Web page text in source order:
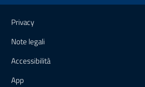
Link e informazioni utili
Privacy
Note legali
Accessibilità
App